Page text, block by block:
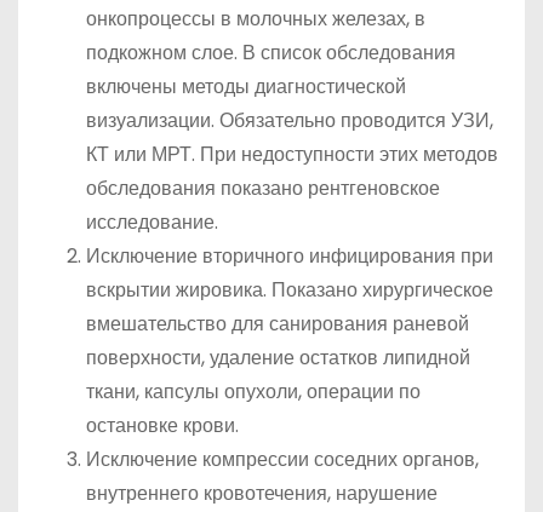
онкопроцессы в молочных железах, в
подкожном слое. В список обследования
включены методы диагностической
визуализации. Обязательно проводится УЗИ,
КТ или МРТ. При недоступности этих методов
обследования показано рентгеновское
исследование.
Исключение вторичного инфицирования при
вскрытии жировика. Показано хирургическое
вмешательство для санирования раневой
поверхности, удаление остатков липидной
ткани, капсулы опухоли, операции по
остановке крови.
Исключение компрессии соседних органов,
внутреннего кровотечения, нарушение